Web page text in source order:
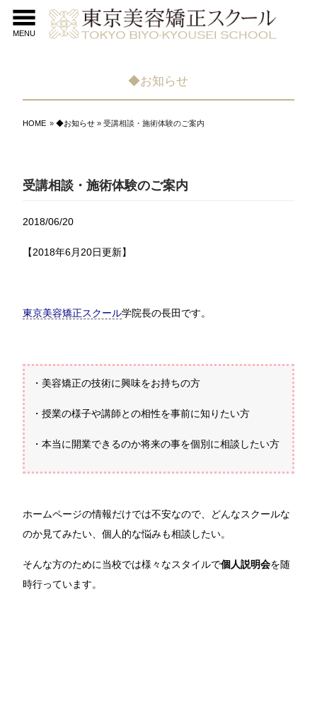
MENU
◆お知らせ
HOME »◆お知らせ » 受講相談・施術体験のご案内
受講相談・施術体験のご案内
2018/06/20
【2018年6月20日更新】
東京美容矯正スクール学院長の長田です。
・美容矯正の技術に興味をお持ちの方
・授業の様子や講師との相性を事前に知りたい方
・本当に開業できるのか将来の事を個別に相談したい方
ホームページの情報だけでは不安なので、どんなスクールな
のか見てみたい、個人的な悩みも相談したい。
そんな方のために当校では様々なスタイルで個人説明会を随
時行っています。